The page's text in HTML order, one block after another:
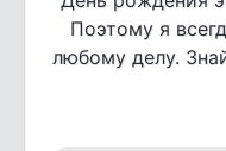
Поэтому я
любому делу.